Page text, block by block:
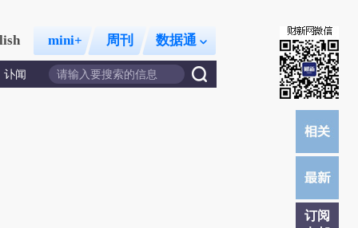
mini+ 周刊 数据通
讣闻
订阅